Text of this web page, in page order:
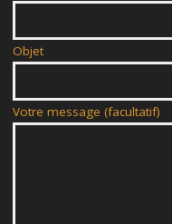
Objet
Votre message (facultatif)